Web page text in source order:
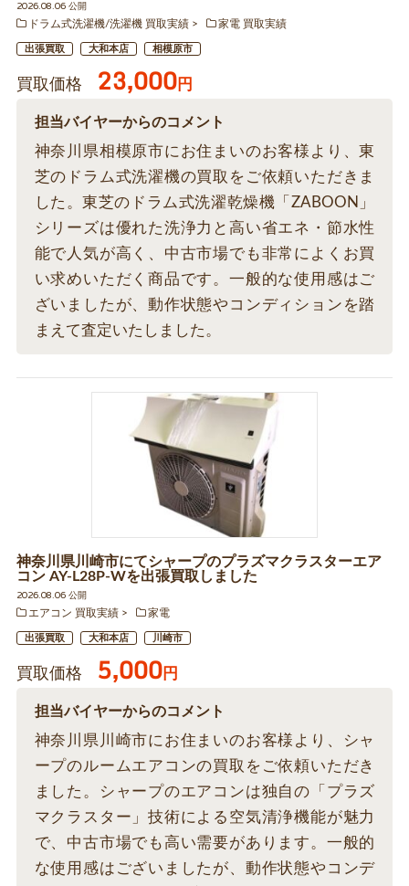
2026.08.06 公開
ドラム式洗濯機/洗濯機 買取実績
家電 買取実績
出張買取 大和本店 相模原市
買取価格 23,000円
担当バイヤーからのコメント
神奈川県相模原市にお住まいのお客様より、東
芝のドラム式洗濯機の買取をご依頼いただきま
した。東芝のドラム式洗濯乾燥機「ZABOON」
シリーズは優れた洗浄力と高い省エネ・節水性
能で人気が高く、中古市場でも非常によくお買
い求めいただく商品です。一般的な使用感はご
ざいましたが、動作状態やコンディションを踏
まえて査定いたしました。
神奈川県川崎市にてシャープのプラズマクラスターエア
コン AY-L28P-Wを出張買取しました
2026.08.06 公開
エアコン 買取実績
家電
出張買取 大和本店 川崎市
買取価格 5,000円
担当バイヤーからのコメント
神奈川県川崎市にお住まいのお客様より、シャ
ープのルームエアコンの買取をご依頼いただき
ました。シャープのエアコンは独自の「プラズ
マクラスター」技術による空気清浄機能が魅力
で、中古市場でも高い需要があります。一般的
な使用感はございましたが、動作状態やコンデ